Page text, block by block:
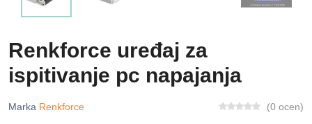
Renkforce uređaj za
ispitivanje pc napajanja
Marka Renkforce (0 ocen)